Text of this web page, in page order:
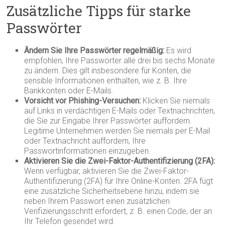
Zusätzliche Tipps für starke
Passwörter
Ändern Sie Ihre Passwörter regelmäßig: Es wird
empfohlen, Ihre Passwörter alle drei bis sechs Monate
zu ändern. Dies gilt insbesondere für Konten, die
sensible Informationen enthalten, wie z. B. Ihre
Bankkonten oder E-Mails.
Vorsicht vor Phishing-Versuchen: Klicken Sie niemals
auf Links in verdächtigen E-Mails oder Textnachrichten,
die Sie zur Eingabe Ihrer Passwörter auffordern.
Legitime Unternehmen werden Sie niemals per E-Mail
oder Textnachricht auffordern, Ihre
Passwortinformationen einzugeben.
Aktivieren Sie die Zwei-Faktor-Authentifizierung (2FA):
Wenn verfügbar, aktivieren Sie die Zwei-Faktor-
Authentifizierung (2FA) für Ihre Online-Konten. 2FA fügt
eine zusätzliche Sicherheitsebene hinzu, indem sie
neben Ihrem Passwort einen zusätzlichen
Verifizierungsschritt erfordert, z. B. einen Code, der an
Ihr Telefon gesendet wird.